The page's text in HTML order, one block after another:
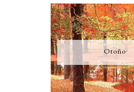
Otoño